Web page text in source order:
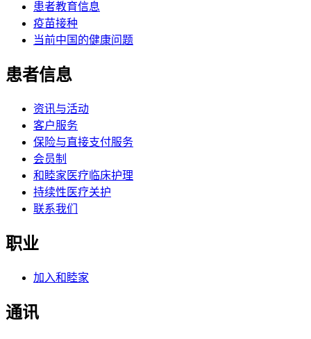
患者教育信息
疫苗接种
当前中国的健康问题
患者信息
资讯与活动
客户服务
保险与直接支付服务
会员制
和睦家医疗临床护理
持续性医疗关护
联系我们
职业
加入和睦家
通讯